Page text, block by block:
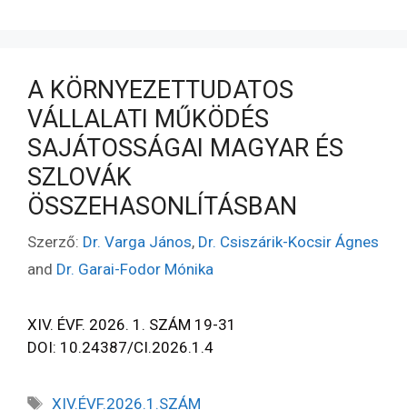
A KÖRNYEZETTUDATOS
VÁLLALATI MŰKÖDÉS
SAJÁTOSSÁGAI MAGYAR ÉS
SZLOVÁK
ÖSSZEHASONLÍTÁSBAN
Szerző: Dr. Varga János, Dr. Csiszárik-Kocsir Ágnes
and Dr. Garai-Fodor Mónika
XIV. ÉVF. 2026. 1. SZÁM 19-31
DOI: 10.24387/CI.2026.1.4
XIV.ÉVF.2026.1.SZÁM